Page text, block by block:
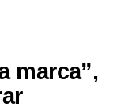
marca”,